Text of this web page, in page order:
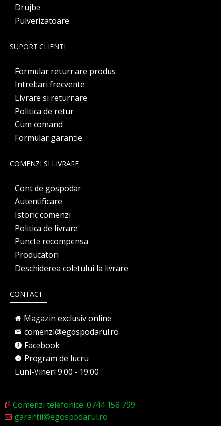
Drujbe
Pulverizatoare
SUPORT CLIENTI
Formular returnare produs
Intrebari frecvente
Livrare si returnare
Politica de retur
Cum comand
Formular garantie
COMENZI SI LIVRARE
Cont de gospodar
Autentificare
Istoric comenzi
Politica de livrare
Puncte recompensa
Producatori
Deschiderea coletului la livrare
CONTACT
Magazin exclusiv online
comenzi@egospodarul.ro
Facebook
Program de lucru
Luni-Vineri 9:00 - 19:00
Comenzi telefonice: 0744 158 799
garantii@egospodarul.ro